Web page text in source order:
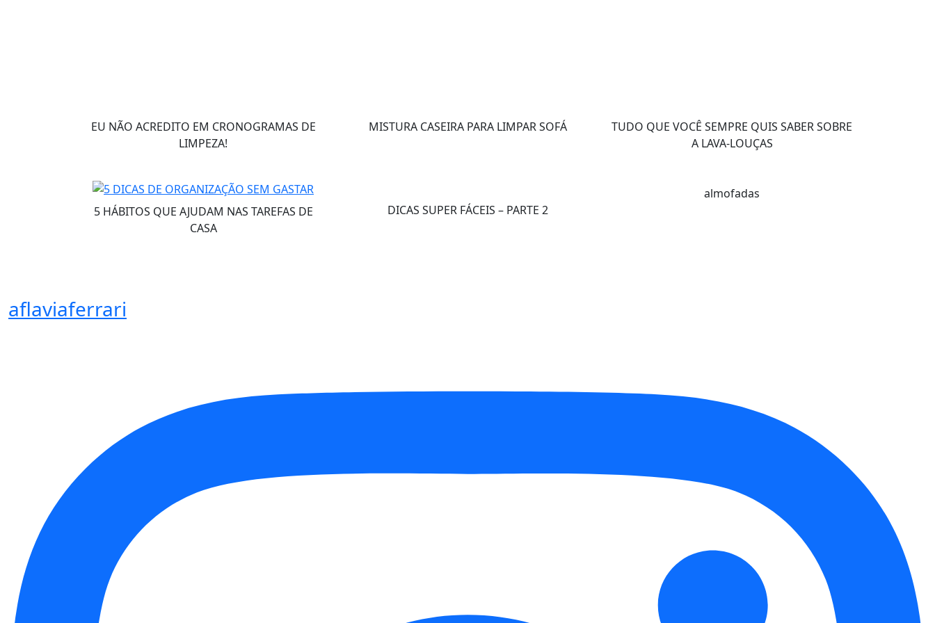
EU NÃO ACREDITO EM CRONOGRAMAS DE
LIMPEZA!
MISTURA CASEIRA PARA LIMPAR SOFÁ
TUDO QUE VOCÊ SEMPRE QUIS SABER SOBRE
A LAVA-LOUÇAS
5 HÁBITOS QUE AJUDAM NAS TAREFAS DE
CASA
DICAS SUPER FÁCEIS – PARTE 2
almofadas
aflaviaferrari